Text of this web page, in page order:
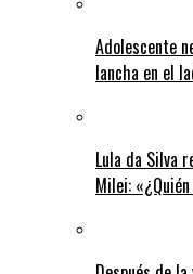
Adolescente
lancha en el
Lula da Silva
Milei: